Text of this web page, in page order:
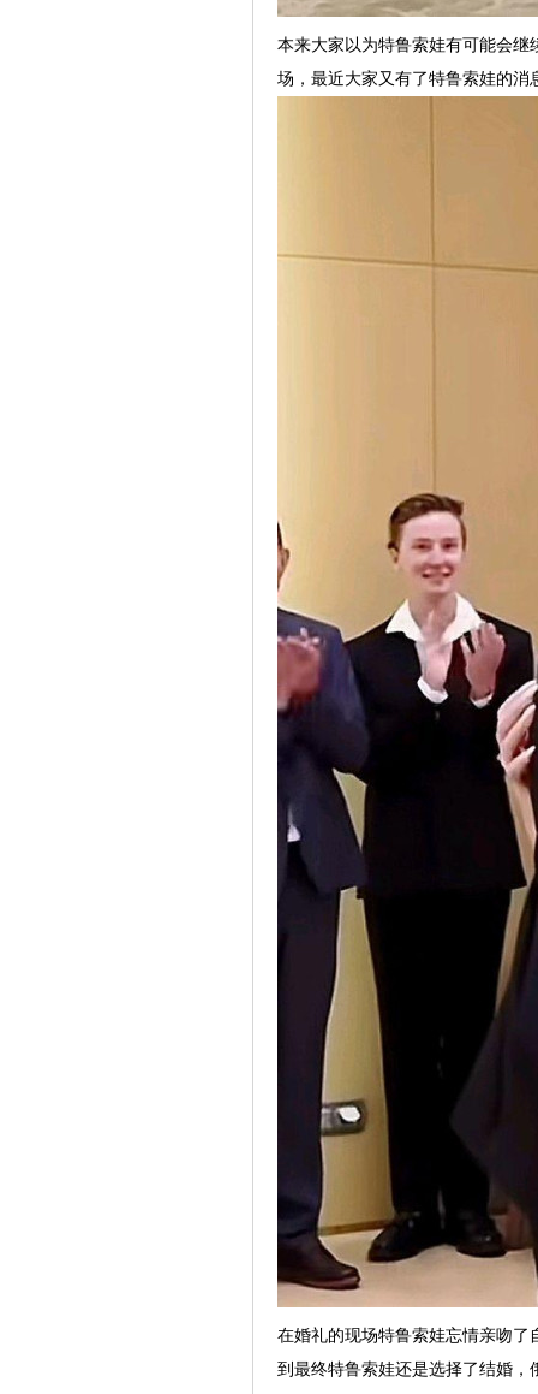
本来大家以为特鲁索娃有可能会
场，最近大家又有了特鲁索娃的消
在婚礼的现场特鲁索娃忘情亲吻
到最终特鲁索娃还是选择了结婚，